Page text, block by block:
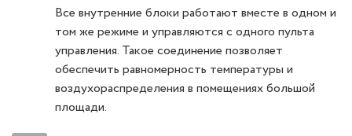
Все внутренние блоки работают вместе в одном и
том же режиме и управляются с одного пульта
управления. Такое соединение позволяет
обеспечить равномерность температуры и
воздухораспределения в помещениях большой
площади.